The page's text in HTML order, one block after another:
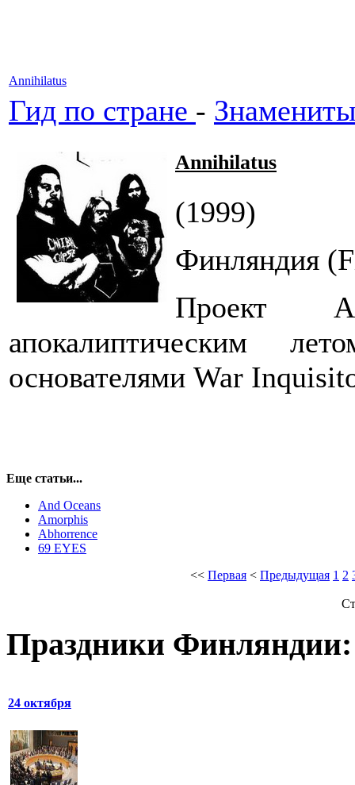
Annihilatus
Гид по стране -
Annihilatus
(1999)
Финляндия
Проект
апокалиптическим
основателями War
Еще статьи...
And Oceans
Amorphis
Abhorrence
69 EYES
<< Первая < Предыдущая 1 2
Праздники Финляндии:
24 октября